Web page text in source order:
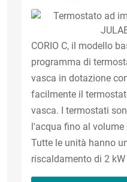
CORIO C, il modello
programma di
vasca in dotazione
facilmente il
vasca. I termostati
l'acqua fino al
Tutte le unità hanno
riscaldamento di 2 kW